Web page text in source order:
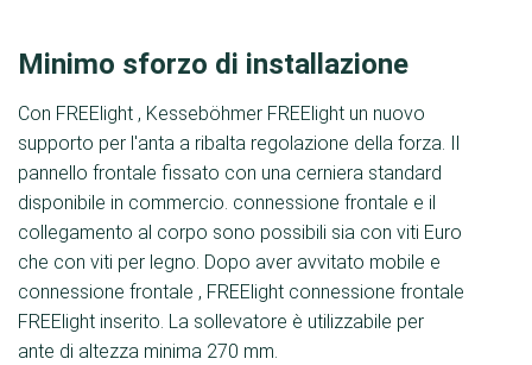
Minimo sforzo di installazione
Con FREElight , Kesseböhmer FREElight un nuovo
supporto per l'anta a ribalta regolazione della forza. Il
pannello frontale fissato con una cerniera standard
disponibile in commercio. connessione frontale e il
collegamento al corpo sono possibili sia con viti Euro
che con viti per legno. Dopo aver avvitato mobile e
connessione frontale , FREElight connessione frontale
FREElight inserito. La sollevatore è utilizzabile per
ante di altezza minima 270 mm.